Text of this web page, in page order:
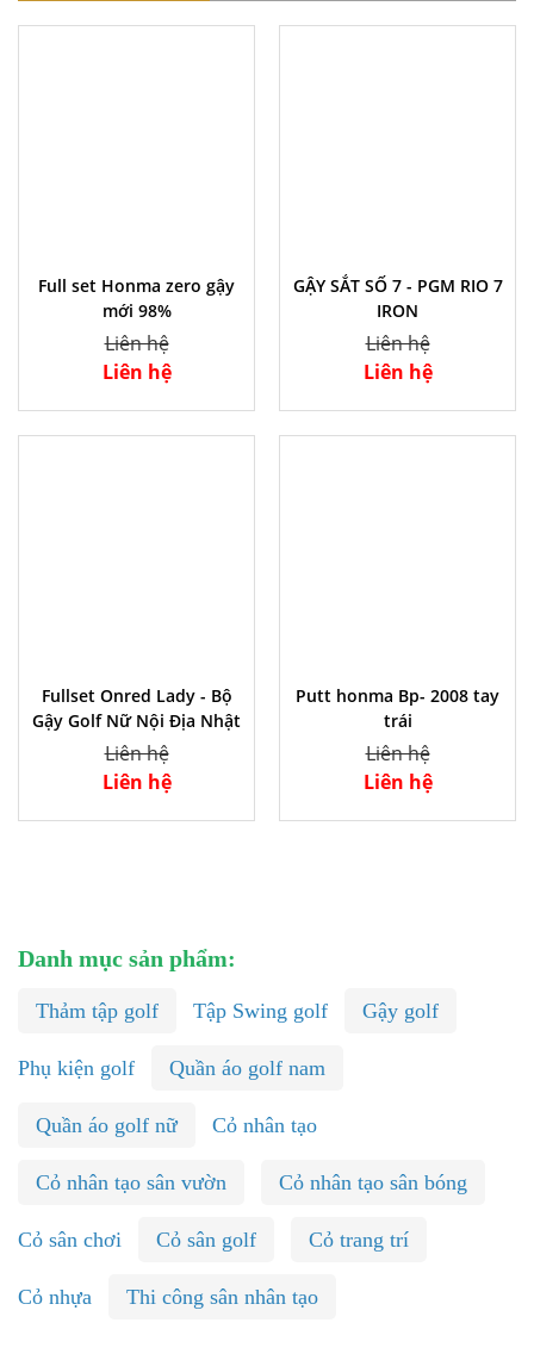
Full set Honma zero gậy
mới 98%
Liên hệ
Liên hệ
GẬY SẮT SỐ 7 - PGM RIO 7
IRON
Liên hệ
Liên hệ
Fullset Onred Lady - Bộ
Gậy Golf Nữ Nội Địa Nhật
Liên hệ
Liên hệ
Putt honma Bp- 2008 tay
trái
Liên hệ
Liên hệ
Danh mục sản phẩm:
Thảm tập golf Tập Swing golf Gậy golf
Phụ kiện golf Quần áo golf nam
Quần áo golf nữ Cỏ nhân tạo
Cỏ nhân tạo sân vườn Cỏ nhân tạo sân bóng
Cỏ sân chơi Cỏ sân golf Cỏ trang trí
Cỏ nhựa Thi công sân nhân tạo